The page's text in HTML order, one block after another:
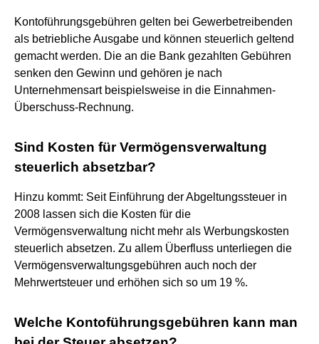
Kontoführungsgebühren gelten bei Gewerbetreibenden
als betriebliche Ausgabe und können steuerlich geltend
gemacht werden. Die an die Bank gezahlten Gebühren
senken den Gewinn und gehören je nach
Unternehmensart beispielsweise in die Einnahmen-
Überschuss-Rechnung.
Sind Kosten für Vermögensverwaltung
steuerlich absetzbar?
Hinzu kommt: Seit Einführung der Abgeltungssteuer in
2008 lassen sich die Kosten für die
Vermögensverwaltung nicht mehr als Werbungskosten
steuerlich absetzen. Zu allem Überfluss unterliegen die
Vermögensverwaltungsgebühren auch noch der
Mehrwertsteuer und erhöhen sich so um 19 %.
Welche Kontoführungsgebühren kann man